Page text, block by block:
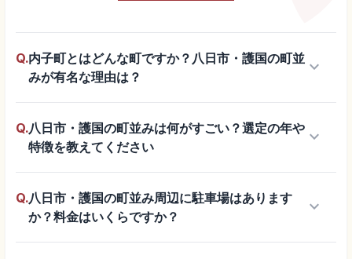
Q.内子町とはどんな町ですか？八日市・護国の町並
みが有名な理由は？
keyboard_arrow_down
Q.八日市・護国の町並みは何がすごい？選定の年や
特徴を教えてください
keyboard_arrow_down
Q.八日市・護国の町並み周辺に駐車場はあります
か？料金はいくらですか？
keyboard_arrow_down